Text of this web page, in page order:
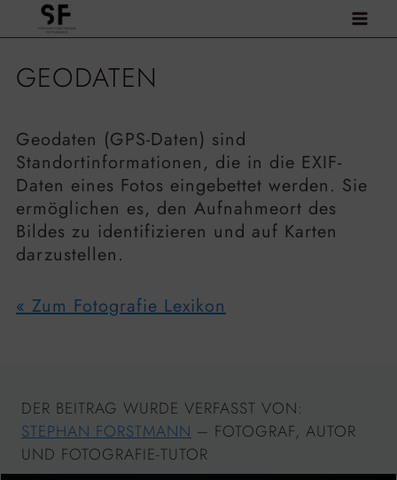
Inhalt
GEODATEN
Geodaten (GPS-Daten) sind
Standortinformationen, die in die EXIF-
Daten eines Fotos eingebettet werden. Sie
ermöglichen es, den Aufnahmeort des
Bildes zu identifizieren und auf Karten
darzustellen.
« Zum Fotografie Lexikon
DER BEITRAG WURDE VERFASST VON:
STEPHAN FORSTMANN – FOTOGRAF, AUTOR
UND FOTOGRAFIE-TUTOR